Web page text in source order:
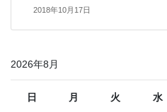
2018年10月17日
2026年8月
日 月 火 水